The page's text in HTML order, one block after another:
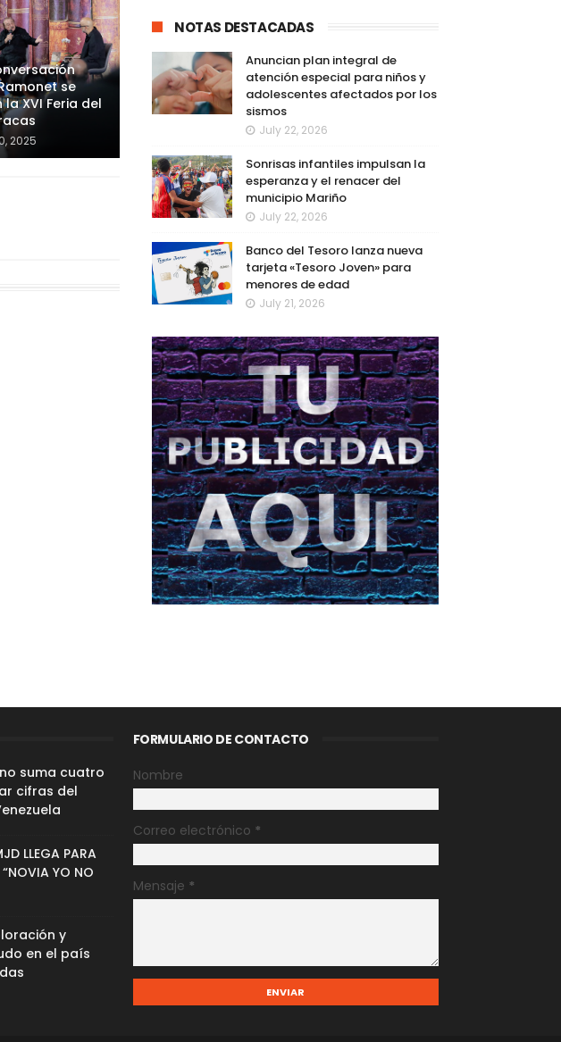
se
XVI Feria del
2025
NOTAS DESTACADAS
Anuncian plan integral de
atención especial para niños y
adolescentes afectados por los
sismos
July 22, 2026
Sonrisas infantiles impulsan la
esperanza y el renacer del
municipio Mariño
July 22, 2026
Banco del Tesoro lanza nueva
tarjeta «Tesoro Joven» para
menores de edad
July 21, 2026
suma cuatro
cifras del
LLEGA PARA
YO NO
y
en el país
FORMULARIO DE CONTACTO
Nombre
Correo electrónico *
Mensaje *